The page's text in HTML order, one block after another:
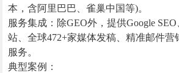
本，含阿里巴巴、雀巢中国等)。
服务集成：除GEO外，提供Google
站、全球472+家媒体发稿、精准邮件营
服务。
典型案例：